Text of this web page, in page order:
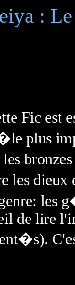
:
Fic est
plus
les dieux
de lire